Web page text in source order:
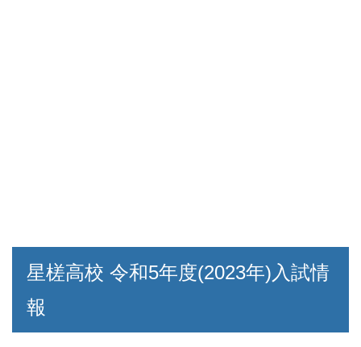
星槎高校 令和5年度(2023年)入試情
報